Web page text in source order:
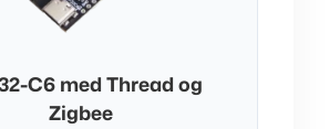
C6 med Thread og
Zigbee